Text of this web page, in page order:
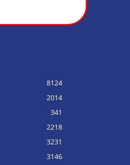
8124
2014
341
2218
3231
3146